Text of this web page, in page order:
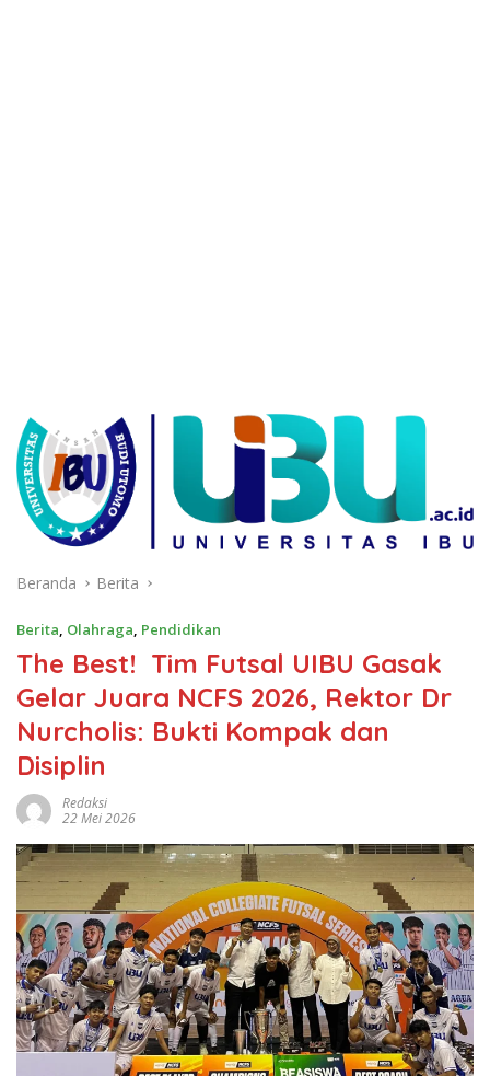
Beranda Berita
Berita, Olahraga, Pendidikan
The Best! Tim Futsal UIBU Gasak
Gelar Juara NCFS 2026, Rektor Dr
Nurcholis: Bukti Kompak dan
Disiplin
Redaksi
22 Mei 2026